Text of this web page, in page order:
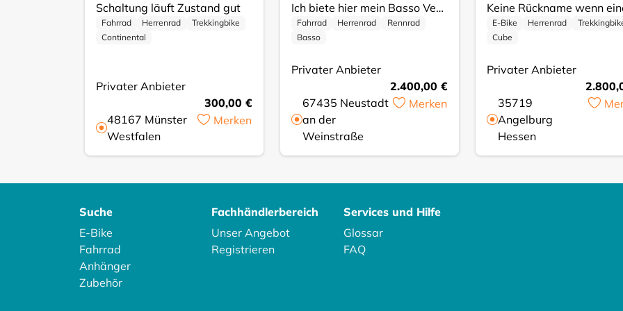
Schaltung läuft Zustand gut
Fahrrad Herrenrad
Trekkingbike
Continental
Privater Anbieter
300,00 €
48167 Münster
Westfalen
Merken
Ich biete hier mein Basso Ventura Rennrad zum Verkauf an. Es ist ein hochwertiges Carbon-Rennrad, das für Geschwindigkeit und Komfort auf der Straße konzipiert wurde. Dieses Modell ist ideal für ambitionierte Radfahrer und bietet eine hervorragende Performance. * Rahmenmaterial: Carbon * Bremssystem: Scheibenbremsen für zuverlässige Bremskraft * Farbe: Mattes Schwarz * Marke: Basso Ventura Das Rad ist in einem sehr guten Zustand und wurde stets gepflegt. Es weist nur minimale Gebrauchsspuren auf und ist sofort einsatzbereit für deine nächste Tour. Wurde maximal 500 km gefahren. Alter 3 Jahre, Neupreis 3.000€. Rahmengröße 53cm Schreib mir einfach, wenn du Fragen hast.
Fahrrad Herrenrad
Rennrad
Basso
Privater Anbieter
2.400,00 €
67435 Neustadt
an der
Weinstraße
Merken
E-Bike Herrenrad
Cube
Privater Anbieter
35719
Angelburg
Hessen
Suche
E-Bike
Fahrrad
Anhänger
Zubehör
Fachhändlerbereich
Unser Angebot
Registrieren
Services und Hilfe
Glossar
FAQ